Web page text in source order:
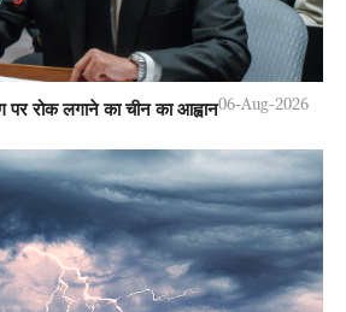
रोक लगाने का चीन का आह्वान06-Aug-2026